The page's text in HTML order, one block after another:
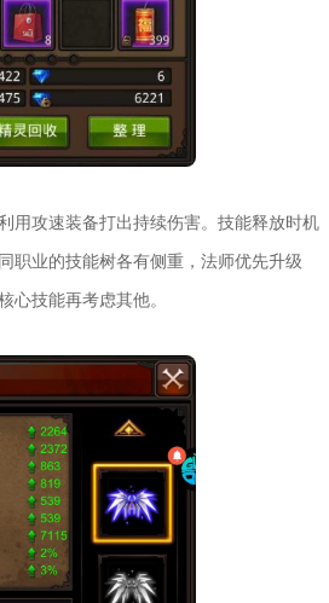
用攻速装备打出持续伤害。技能释放时机
职业的技能树各有侧重，法师优先升级
心技能再考虑其他。